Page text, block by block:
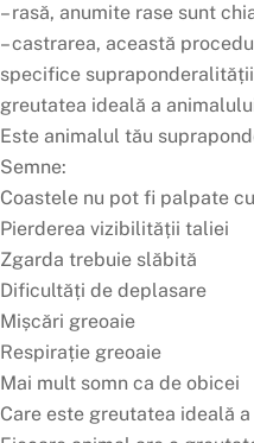
– rasă, anumite rase sunt
– castrarea, această
specifice
greutatea ideală a
Este animalul tău
Semne:
Coastele nu pot fi palpate
Pierderea vizibilității taliei
Zgarda trebuie slăbită
Dificultăți de deplasare
Mișcări greoaie
Respirație greoaie
Mai mult somn ca de obicei
Care este greutatea ideală